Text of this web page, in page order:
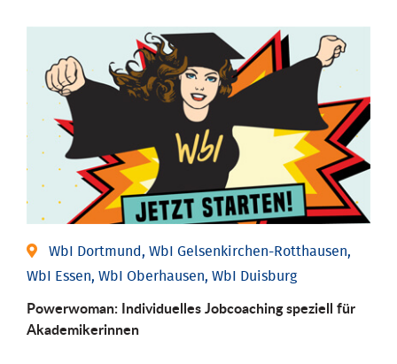
WbI Dortmund, WbI Gelsenkirchen-Rotthausen,
WbI Essen, WbI Oberhausen, WbI Duisburg
Powerwoman: Individu­elles Job­coaching speziell für
Aka­demiker­innen